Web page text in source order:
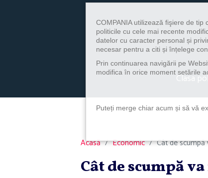
Clasa
Acasă Economic Cât de
Cât de scumpă
COMPANIA utilizează fişiere de
politicile cu cele mai recente
datelor cu caracter personal și
necesar pentru a citi și înțelege
Prin continuarea navigării pe
modifica în orice moment setările
Puteți merge chiar acum și să vă